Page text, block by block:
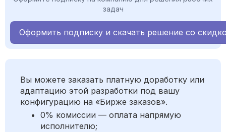
задач
Оформить подписку и скачать решение со
Вы можете заказать платную доработку или
адаптацию этой разработки под вашу
конфигурацию на «Бирже заказов».
0% комиссии — оплата напрямую
исполнителю;